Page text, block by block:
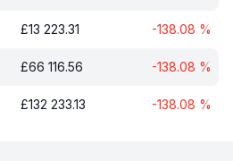
£13 223.31 -138.08 %
£66 116.56 -138.08 %
£132 233.13 -138.08 %